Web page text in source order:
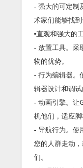
- 强大的可定制
术家们能够找
•直观和强大的
- 放置工具。采
物的优势。
- 行为编辑器。
辑器设计和调试
- 动画引擎。让
机他们，适应脚
- 导航行为。使
您的人群走动
们。